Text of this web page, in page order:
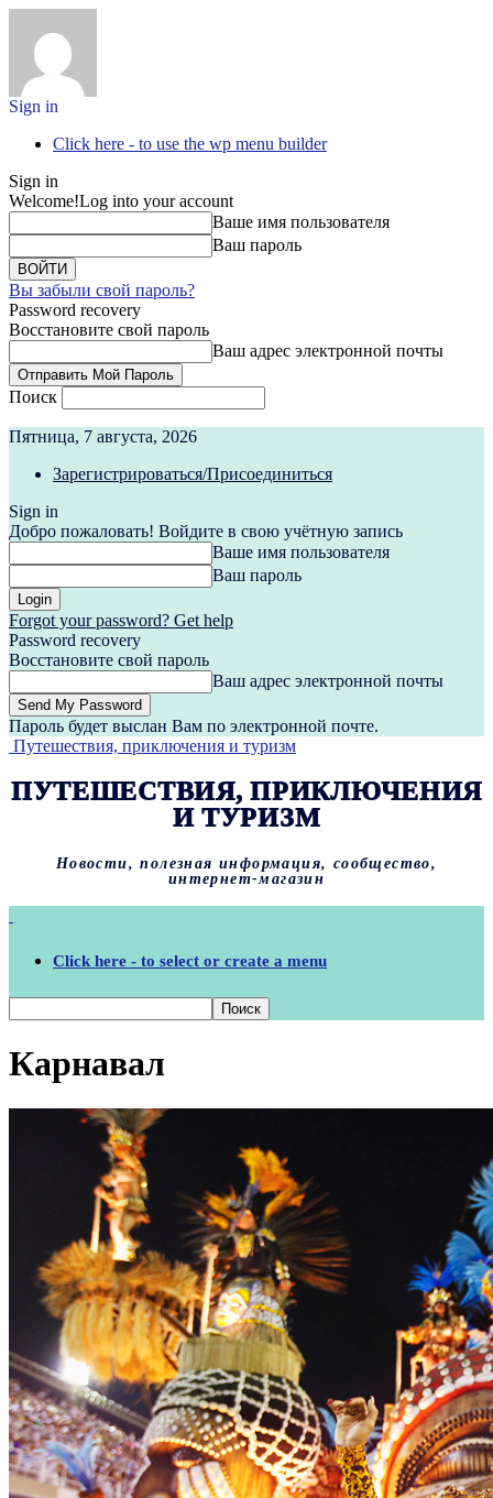
Sign in
Click here - to use the wp menu builder
Sign in
Welcome!Log into your account
Ваше имя пользователя
Ваш пароль
Вы забыли свой пароль?
Password recovery
Восстановите свой пароль
Ваш адрес электронной почты
Поиск
Пятница, 7 августа, 2026
Зарегистрироваться/Присоединиться
Sign in
Добро пожаловать! Войдите в свою учётную запись
Ваше имя пользователя
Ваш пароль
Forgot your password? Get help
Password recovery
Восстановите свой пароль
Ваш адрес электронной почты
Пароль будет выслан Вам по электронной почте.
Путешествия, приключения и туризм
ПУТЕШЕСТВИЯ, ПРИКЛЮЧЕНИЯ
И ТУРИЗМ
Новости, полезная информация, сообщество,
интернет-магазин
Click here - to select or create a menu
Карнавал